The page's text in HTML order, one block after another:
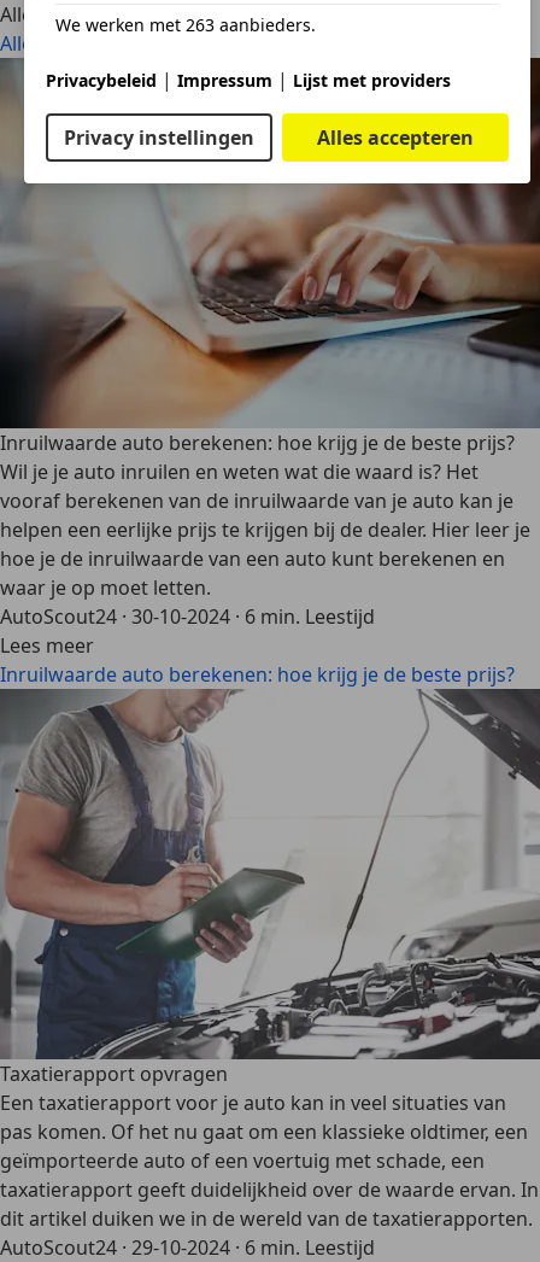
We werken met 263 aanbieders.
Privacybeleid | Impressum | Lijst met providers
Privacy instellingen Alles accepteren
Alle artikelen
Alles bekijken
Inruilwaarde auto berekenen: hoe krijg je de beste prijs?
Wil je je auto inruilen en weten wat die waard is? Het
vooraf berekenen van de inruilwaarde van je auto kan je
helpen een eerlijke prijs te krijgen bij de dealer. Hier leer je
hoe je de inruilwaarde van een auto kunt berekenen en
waar je op moet letten.
AutoScout24 · 30-10-2024 · 6 min. Leestijd
Lees meer
Inruilwaarde auto berekenen: hoe krijg je de beste prijs?
Taxatierapport opvragen
Een taxatierapport voor je auto kan in veel situaties van
pas komen. Of het nu gaat om een klassieke oldtimer, een
geïmporteerde auto of een voertuig met schade, een
taxatierapport geeft duidelijkheid over de waarde ervan. In
dit artikel duiken we in de wereld van de taxatierapporten.
AutoScout24 · 29-10-2024 · 6 min. Leestijd